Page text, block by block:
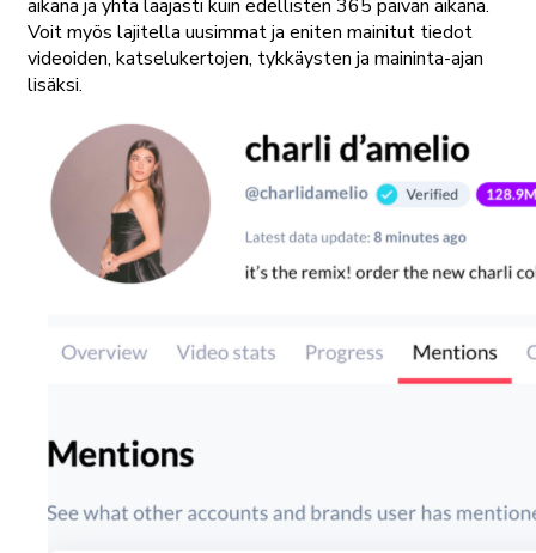
aikana ja yhtä laajasti kuin edellisten 365 päivän aikana.
Voit myös lajitella uusimmat ja eniten mainitut tiedot
videoiden, katselukertojen, tykkäysten ja maininta-ajan
lisäksi.